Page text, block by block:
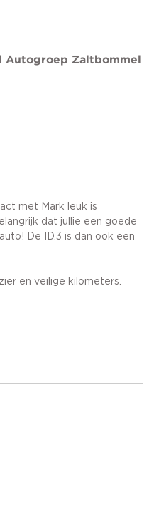
Autogroep Zaltbommel
met Mark leuk is
dat jullie een goede
De ID.3 is dan ook een
en veilige kilometers.